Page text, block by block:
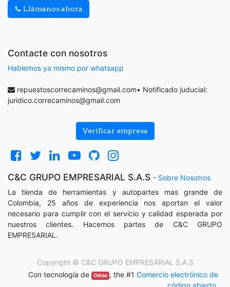
📞 Llámanos ahora
Contacte con nosotros
Hablemos ya mismo por whatsapp
repuestoscorrecaminos@gmail.com• Notificado juducial:
juridico.correcaminos@gmail.com
Verificar empresa
C&C GRUPO EMPRESARIAL S.A.S - Sobre Nosotros
La tienda de herramientas y autopartes mas grande de
Colombia, 25 años de experiencia nos aportan el valor
necesario para cumplir con el servicio y calidad esperada por
nuestros clientes. Hacemos partes de C&C GRUPO
EMPRESARIAL.
Copyright © C&C GRUPO EMPRESARIAL S.A.S
Con tecnología de
Odoo , the #1 Comercio electrónico de
código abierto